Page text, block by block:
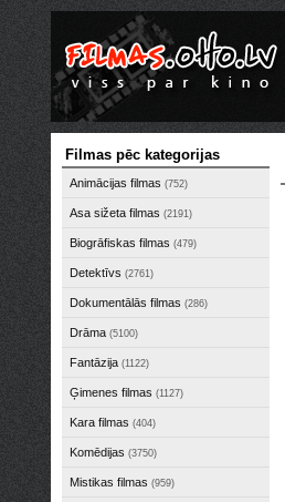
Filmas pēc kategorijas
Animācijas filmas (752)
Asa sižeta filmas (2191)
Biogrāfiskas filmas (479)
Detektīvs (2761)
Dokumentālās filmas (286)
Drāma (5100)
Fantāzija (1122)
Ģimenes filmas (1127)
Kara filmas (404)
Komēdijas (3750)
Mistikas filmas (959)